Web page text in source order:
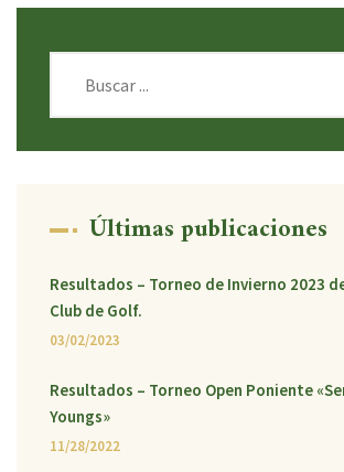
Últimas publicaciones
Resultados – Torneo de Invierno 2023
Club de Golf.
03/02/2023
Resultados – Torneo Open Poniente
Youngs»
11/28/2022